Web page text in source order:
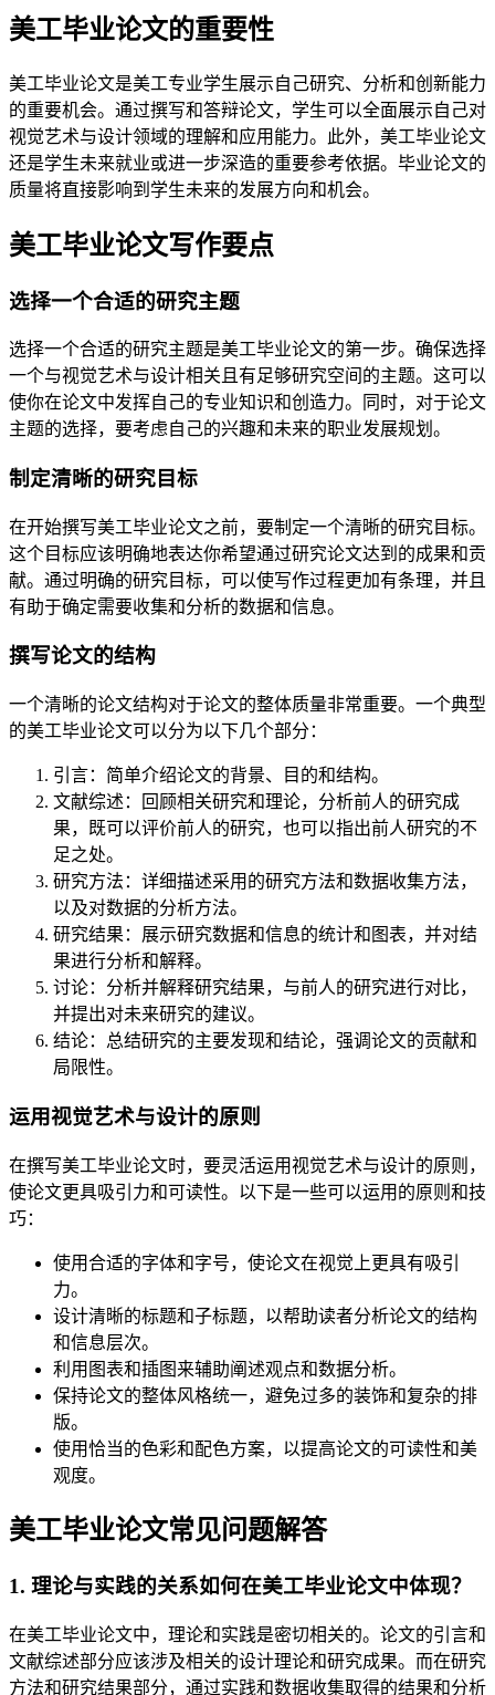
美工毕业论文的重要性
美工毕业论文是美工专业学生展示自己研究、分析和创新能力
的重要机会。通过撰写和答辩论文，学生可以全面展示自己对
视觉艺术与设计领域的理解和应用能力。此外，美工毕业论文
还是学生未来就业或进一步深造的重要参考依据。毕业论文的
质量将直接影响到学生未来的发展方向和机会。
美工毕业论文写作要点
选择一个合适的研究主题
选择一个合适的研究主题是美工毕业论文的第一步。确保选择
一个与视觉艺术与设计相关且有足够研究空间的主题。这可以
使你在论文中发挥自己的专业知识和创造力。同时，对于论文
主题的选择，要考虑自己的兴趣和未来的职业发展规划。
制定清晰的研究目标
在开始撰写美工毕业论文之前，要制定一个清晰的研究目标。
这个目标应该明确地表达你希望通过研究论文达到的成果和贡
献。通过明确的研究目标，可以使写作过程更加有条理，并且
有助于确定需要收集和分析的数据和信息。
撰写论文的结构
一个清晰的论文结构对于论文的整体质量非常重要。一个典型
的美工毕业论文可以分为以下几个部分：
引言：简单介绍论文的背景、目的和结构。
文献综述：回顾相关研究和理论，分析前人的研究成
果，既可以评价前人的研究，也可以指出前人研究的不
足之处。
研究方法：详细描述采用的研究方法和数据收集方法，
以及对数据的分析方法。
研究结果：展示研究数据和信息的统计和图表，并对结
果进行分析和解释。
讨论：分析并解释研究结果，与前人的研究进行对比，
并提出对未来研究的建议。
结论：总结研究的主要发现和结论，强调论文的贡献和
局限性。
运用视觉艺术与设计的原则
在撰写美工毕业论文时，要灵活运用视觉艺术与设计的原则，
使论文更具吸引力和可读性。以下是一些可以运用的原则和技
巧：
使用合适的字体和字号，使论文在视觉上更具有吸引
力。
设计清晰的标题和子标题，以帮助读者分析论文的结构
和信息层次。
利用图表和插图来辅助阐述观点和数据分析。
保持论文的整体风格统一，避免过多的装饰和复杂的排
版。
使用恰当的色彩和配色方案，以提高论文的可读性和美
观度。
美工毕业论文常见问题解答
1. 理论与实践的关系如何在美工毕业论文中体现？
在美工毕业论文中，理论和实践是密切相关的。论文的引言和
文献综述部分应该涉及相关的设计理论和研究成果。而在研究
方法和研究结果部分，通过实践和数据收集取得的结果和分析